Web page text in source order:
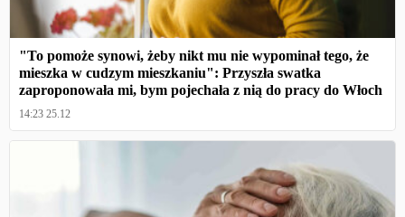
"To pomoże synowi, żeby nikt mu nie wypominał tego, że
mieszka w cudzym mieszkaniu": Przyszła swatka
zaproponowała mi, bym pojechała z nią do pracy do Włoch
14:23 25.12